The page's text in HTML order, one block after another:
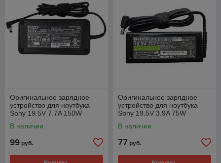
Оригинальное зарядное
устройство для ноутбука
Sony 19.5V 7.7A 150W
В наличии
99 руб.
Оригинальное зарядное
устройство для ноутбука
Sony 19.5V 3.9A 75W
В наличии
77 руб.